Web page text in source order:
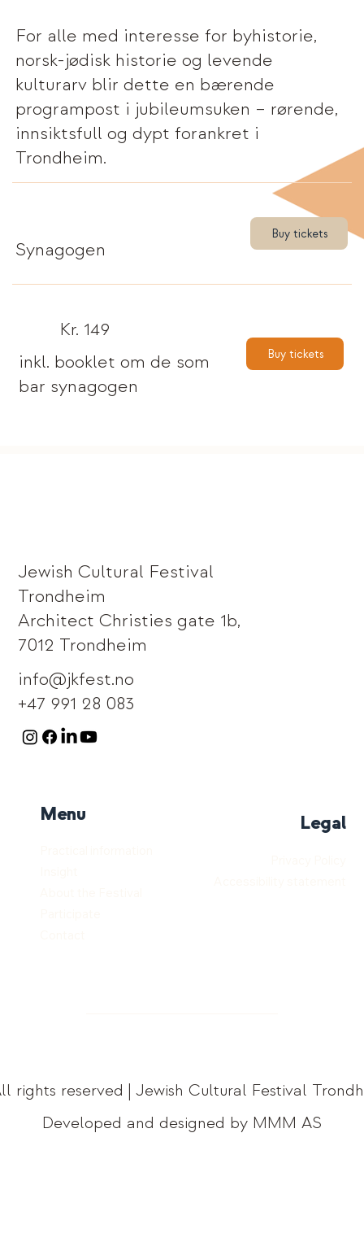
For alle med interesse for byhistorie,
norsk-jødisk historie og levende
kulturarv blir dette en bærende
programpost i jubileumsuken – rørende,
innsiktsfull og dypt forankret i
Trondheim.
Synagogen
Buy tickets
inkl. booklet om de som
bar synagogen
Kr. 149
Buy tickets
Menu
Jewish Cultural Festival
Trondheim
Architect Christies gate 1b,
7012 Trondheim
info@jkfest.no
+47 991 28 083
Legal
rights reserved | Jewish Cultural Festival
Developed and designed by MMM AS